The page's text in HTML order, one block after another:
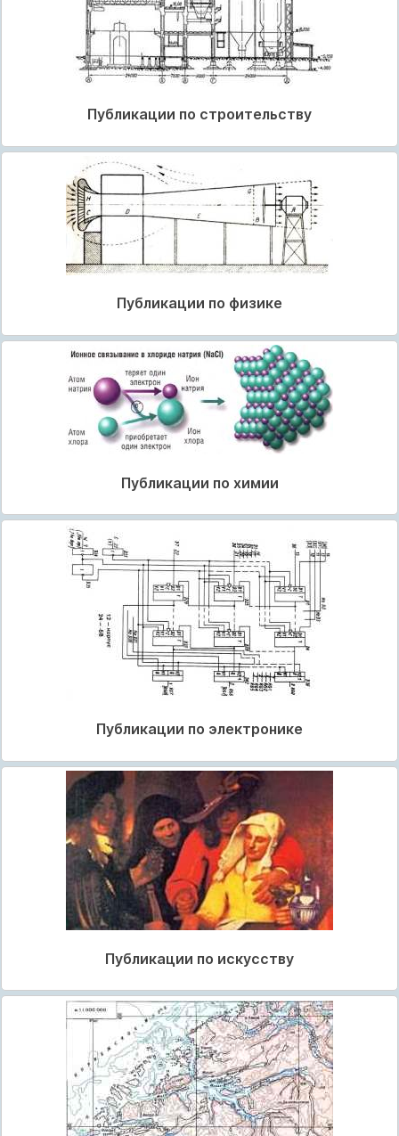
Публикации по строительству
Публикации по физике
Публикации по химии
Публикации по электронике
Публикации по искусству